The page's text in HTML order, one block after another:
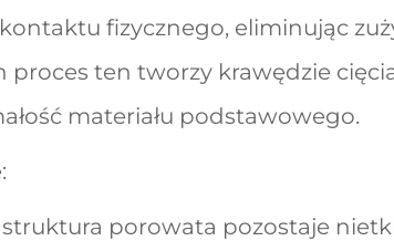
fizycznego, eliminując
proces ten tworzy krawędzie
materiału podstawowego.
porowata pozostaje